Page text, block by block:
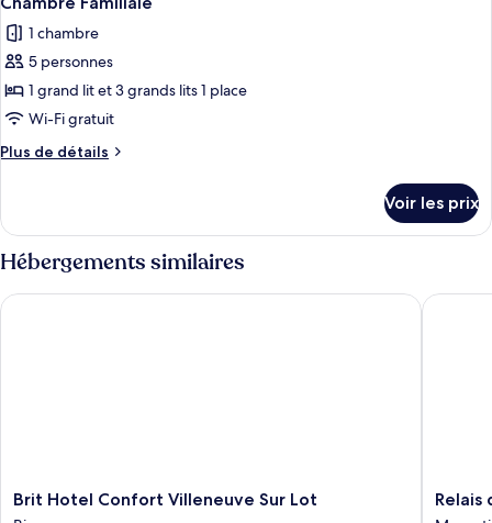
Cottage
toutes
les
photos
pour
ce
type
de
Chambre
Familiale
1 chambre
5 personnes
1 grand lit et 3 grands lits 1 place
Wi-Fi gratuit
Plus de détails
Plus
le
type
de
chambre
Chambre
Voir les prix
Hébergements similaires
Brit
Hotel
Brit Hotel Confort Villeneuve Sur Lot
Brit Hotel Confort Villeneuve Sur Lot
Relais
des
Relais
Relais